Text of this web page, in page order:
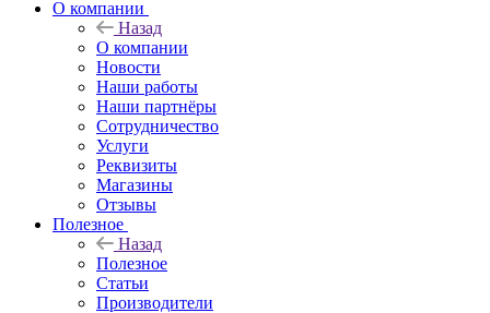
О компании
Назад
О компании
Новости
Наши работы
Наши партнёры
Сотрудничество
Услуги
Реквизиты
Магазины
Отзывы
Полезное
Назад
Полезное
Статьи
Производители